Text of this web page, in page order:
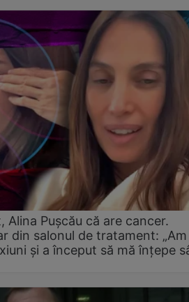
Alina Pușcău că are cancer.
din salonul de tratament:
și a început să mă înțepe